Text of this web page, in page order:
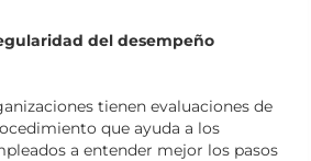
del desempeño
tienen evaluaciones de
que ayuda a los
a entender mejor los pasos